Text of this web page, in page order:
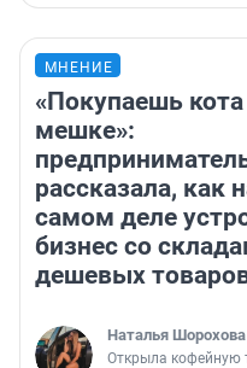
МНЕНИЕ
«Покупаешь
мешке»:
рассказала, как
самом деле
бизнес со
дешевых
Наталья Шорохова
Открыла кофейную